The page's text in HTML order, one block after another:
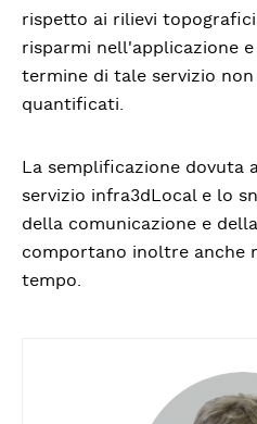
rispetto ai rilievi
risparmi nell'applicazione
termine di tale servizio
quantificati.
La semplificazione
servizio infra3dLocal e lo
della comunicazione e
comportano inoltre anche
tempo.